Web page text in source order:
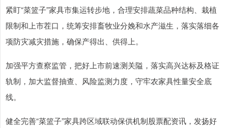
紧盯“菜篮子”家具市集运转步地，合理安排蔬菜品种结构、栽植
限制和上市茬口，统筹安排畜牧业分娩和水产滋生，落实落细各
项防灾减灾措施，确保产得出、供得上。
加强平方查察监管，把好上市前速测关隘，落实高兴达标及格证
轨制，加大监督抽查、风险监测力度，守牢农家具性量安全底
线。
健全完善“菜篮子”家具跨区域联动保供机制股票配资讯，发扬好